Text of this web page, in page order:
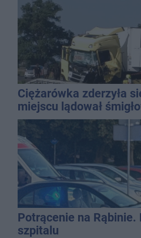
Ciężarówka zderzyła
miejscu lądował
Potrącenie na Rąbinie.
szpitalu